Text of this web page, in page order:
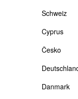
Schweiz
Cyprus
Česko
Danmark